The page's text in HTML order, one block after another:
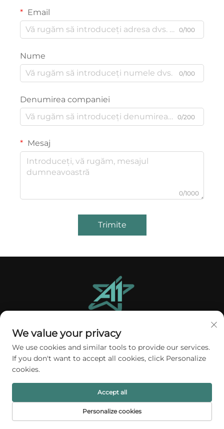
Email
0/100
Nume
0/100
Denumirea companiei
0/200
Mesaj
0/1000
Trimite
A1 Packing Co., Ltd oferă soluții premium de
ambalare pentru bijuterii destinate brandurilor
globale. Cutiile de lux personalizate, pungile și
suporturile noastre de afișare pentru bijuterii
asigură eleganță, protecție și impact de marcă.
Încredere din partea a peste 100 de clienți din
întreaga lume. Solicitați astăzi un deviz.
We value your privacy
We use cookies and similar tools to provide our services.
If you don't want to accept all cookies, click Personalize
cookies.
Personalize cookies
Accept all